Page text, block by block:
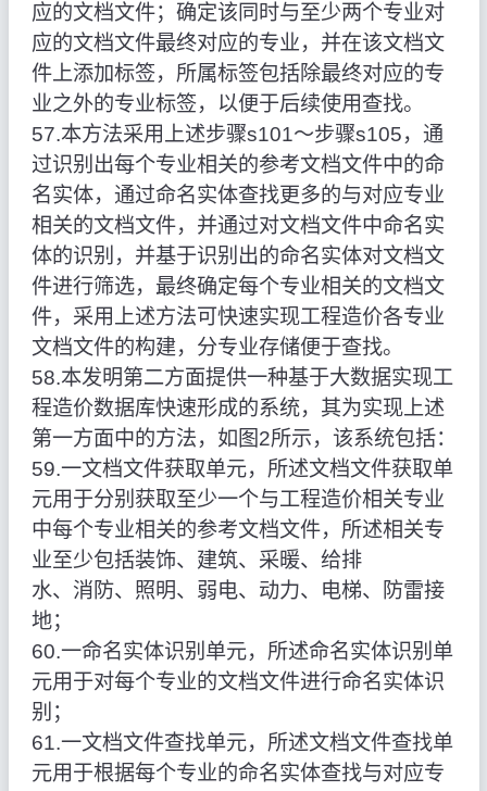
应的文档文件；确定该同时与至少两个专业对
应的文档文件最终对应的专业，并在该文档文
件上添加标签，所属标签包括除最终对应的专
业之外的专业标签，以便于后续使用查找。
57.本方法采用上述步骤s101～步骤s105，通
过识别出每个专业相关的参考文档文件中的命
名实体，通过命名实体查找更多的与对应专业
相关的文档文件，并通过对文档文件中命名实
体的识别，并基于识别出的命名实体对文档文
件进行筛选，最终确定每个专业相关的文档文
件，采用上述方法可快速实现工程造价各专业
文档文件的构建，分专业存储便于查找。
58.本发明第二方面提供一种基于大数据实现工
程造价数据库快速形成的系统，其为实现上述
第一方面中的方法，如图2所示，该系统包括：
59.一文档文件获取单元，所述文档文件获取单
元用于分别获取至少一个与工程造价相关专业
中每个专业相关的参考文档文件，所述相关专
业至少包括装饰、建筑、采暖、给排
水、消防、照明、弱电、动力、电梯、防雷接
地；
60.一命名实体识别单元，所述命名实体识别单
元用于对每个专业的文档文件进行命名实体识
别；
61.一文档文件查找单元，所述文档文件查找单
元用于根据每个专业的命名实体查找与对应专